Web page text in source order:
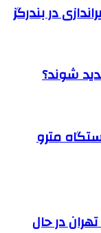
در بندرگز
شوند؟
مترو
در حال